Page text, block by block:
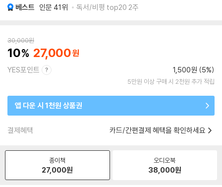
베스트 인문 41위 독서/비평 top20 2주
30,000원
10 27,000
YES포인트 1,500원 (5%)
5만원 이상 구매 시 2천원 추가 적립
앱 다운 시 1천원 상품권
결제혜택 카드/간편결제 혜택을 확인하세요
종이책
27,000원
오디오북
38,000원